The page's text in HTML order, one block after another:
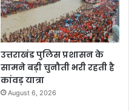
उत्तराखंड पुलिस प्रशासन के
सामने बड़ी चुनौती भरी रहती है
कांवड़ यात्रा
August 6, 2026